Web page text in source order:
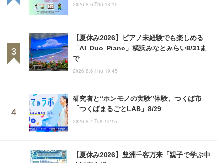
2026.8.6 Thu 18:15
【夏休み2026】ピアノ未経験でも楽しめる
「AI Duo Piano」横浜みなとみらい8/31ま
で
2026.8.6 Thu 19:45
研究者と“ホンモノの実験”体験、つくば市
「つくばまるごとLAB」8/29
2026.8.4 Tue 19:15
【夏休み2026】豊洲千客万来「親子で学ぶ中